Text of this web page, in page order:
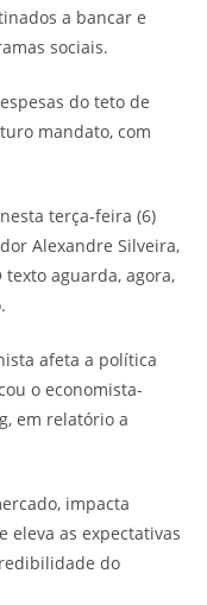
a bancar e
sociais.
do teto de
mandato, com
terça-feira (6)
Alexandre Silveira,
texto aguarda, agora,
afeta a política
o economista-
em relatório a
impacta
eleva as expectativas
do